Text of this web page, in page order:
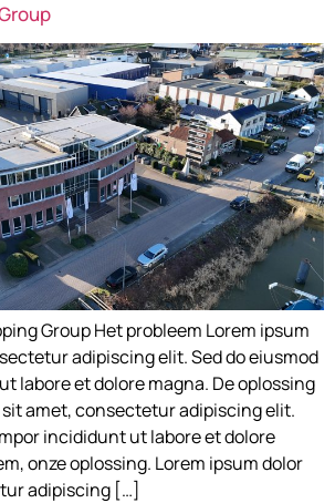
Group Het probleem Lorem ipsum
adipiscing elit. Sed do eiusmod
labore et dolore magna. De oplossing
amet, consectetur adipiscing elit.
incididunt ut labore et dolore
onze oplossing. Lorem ipsum dolor
adipiscing […]